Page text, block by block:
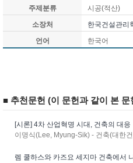
주제분류
시공(적산)
소장처
한국건설관리
언어
한국어
■ 추천문헌 (이 문헌과 같이 본 문
[시론] 4차 산업혁명 시대, 건축의 대응
이명식(Lee, Myung-Sik) - 건축(대한
렘 쿨하스와 카즈요 세지마 건축에서